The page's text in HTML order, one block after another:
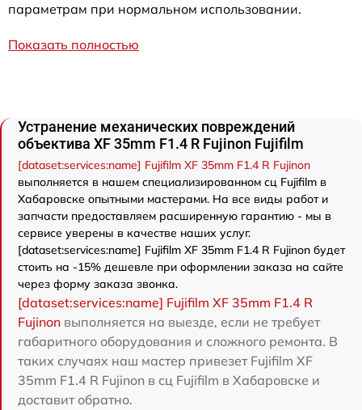
параметрам при нормальном использовании.
Показать полностью
Устранение механических повреждений
объектива XF 35mm F1.4 R Fujinon Fujifilm
[dataset:services:name] Fujifilm XF 35mm F1.4 R Fujinon
выполняется в нашем специализированном сц Fujifilm в
Хабаровске опытными мастерами. На все виды работ и
запчасти предоставляем расширенную гарантию - мы в
сервисе уверены в качестве наших услуг.
[dataset:services:name] Fujifilm XF 35mm F1.4 R Fujinon будет
стоить на -15% дешевле при оформлении заказа на сайте
через форму заказа звонка.
[dataset:services:name] Fujifilm XF 35mm F1.4 R
Fujinon выполняется на выезде, если не требует
габаритного оборудования и сложного ремонта. В
таких случаях наш мастер привезет Fujifilm XF
35mm F1.4 R Fujinon в сц Fujifilm в Хабаровске и
доставит обратно.